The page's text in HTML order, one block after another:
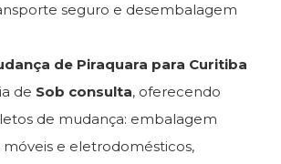
seguro e desembalagem
de Piraquara para Curitiba
de Sob consulta, oferecendo
de mudança: embalagem
móveis e eletrodomésticos,